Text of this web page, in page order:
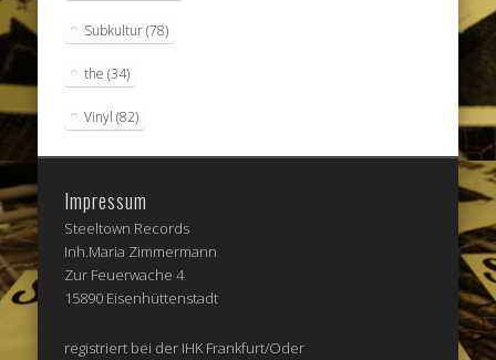
Subkultur(78)
the (34)
Vinyl (82)
Impressum
Steeltown Records
Inh.Maria Zimmermann
Zur Feuerwache 4
15890 Eisenhüttenstadt
registriert bei der IHK Frankfurt/Oder